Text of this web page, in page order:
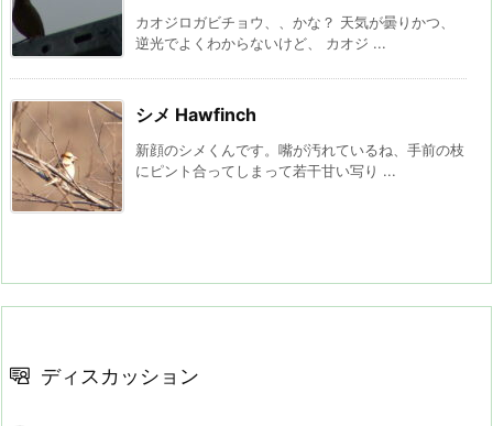
カオジロガビチョウ、、かな？ 天気が曇りかつ、
逆光でよくわからないけど、 カオジ ...
シメ Hawfinch
新顔のシメくんです。嘴が汚れているね、手前の枝
にピント合ってしまって若干甘い写り ...
ディスカッション